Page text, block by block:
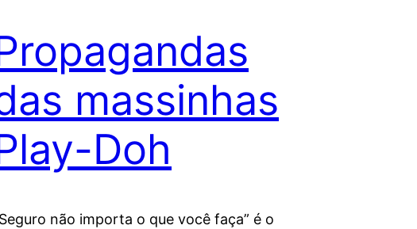
massinhas
Doh
não importa o que você faça” é o